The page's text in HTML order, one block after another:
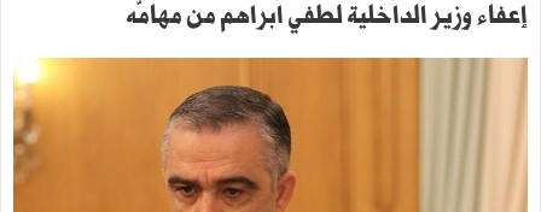
إعفاء وزير الداخلية لطفي ابراهم من مهامّه